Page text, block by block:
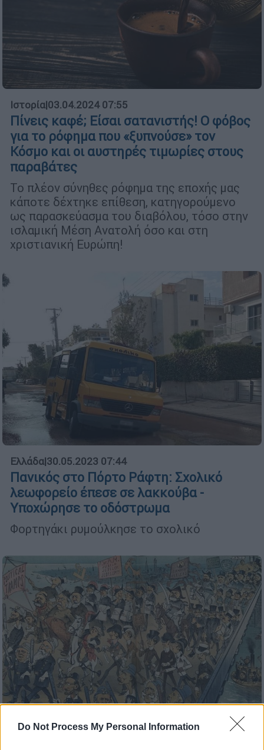
Do Not Process My Personal Information
Ιστορία|03.04.2024 07:55
Πίνεις καφέ; Είσαι σατανιστής! Ο φόβος
για το ρόφημα που «ξυπνούσε» τον
Κόσμο και οι αυστηρές τιμωρίες στους
παραβάτες
Το πλέον σύνηθες ρόφημα της εποχής μας
κάποτε δέχτηκε επίθεση, κατηγορούμενο
ως παρασκεύασμα του διαβόλου, τόσο στην
ισλαμική Μέση Ανατολή όσο και στη
χριστιανική Ευρώπη!
Ελλάδα|30.05.2023 07:44
Πανικός στο Πόρτο Ράφτη: Σχολικό
λεωφορείο έπεσε σε λακκούβα -
Υποχώρησε το οδόστρωμα
Φορτηγάκι ρυμούλκησε το σχολικό